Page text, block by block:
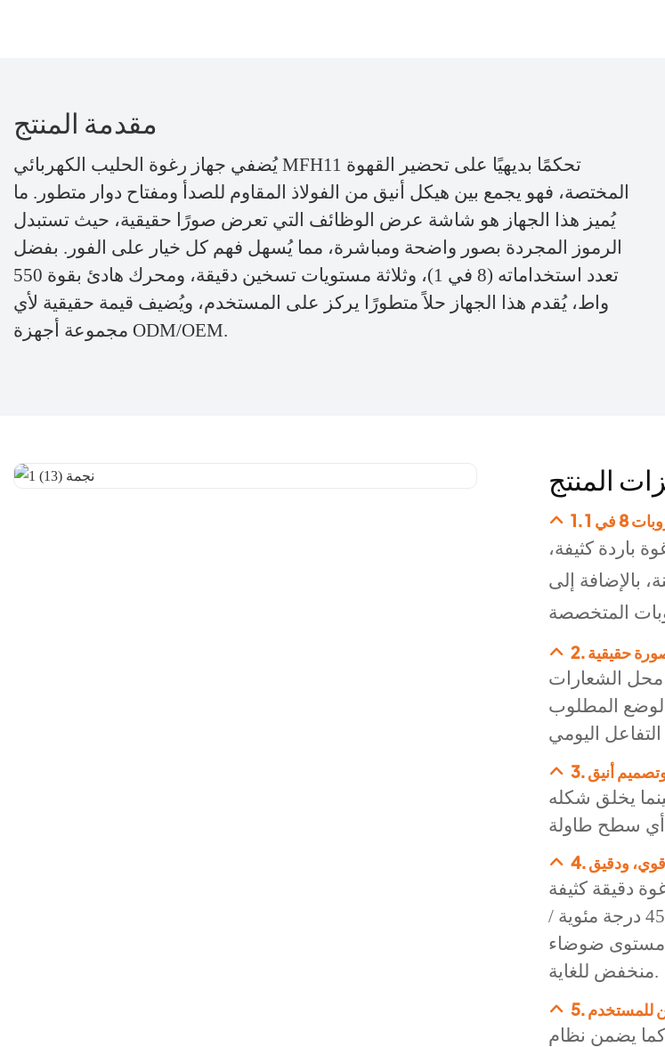
مقدمة المنتج
يُضفي جهاز رغوة الحليب الكهربائي MFH11 تحكمًا بديهيًا على تحضير القهوة
المختصة، فهو يجمع بين هيكل أنيق من الفولاذ المقاوم للصدأ ومفتاح دوار متطور. ما
يُميز هذا الجهاز هو شاشة عرض الوظائف التي تعرض صورًا حقيقية، حيث تستبدل
الرموز المجردة بصور واضحة ومباشرة، مما يُسهل فهم كل خيار على الفور. بفضل
تعدد استخداماته (8 في 1)، وثلاثة مستويات تسخين دقيقة، ومحرك هادئ بقوة 550
واط، يُقدم هذا الجهاز حلاً متطورًا يركز على المستخدم، ويُضيف قيمة حقيقية لأي
مجموعة أجهزة ODM/OEM.
المنتج
8 في 1
باردة كثيفة،
بالإضافة إلى
حقيقية
الشعارات
المطلوب
وتصميم أنيق
بينما يخلق شكله
قوي، ودقيق
في الدقيقة رغوة دقيقة كثيفة
وناعمة مع تدفئة لطيفة. تضمن ثلاث درجات حرارة مضبوطة مسبقًا (45 درجة مئوية /
مثالية مع مستوى ضوضاء
منخفض للغاية.
للمستخدم
كما يضمن نظام